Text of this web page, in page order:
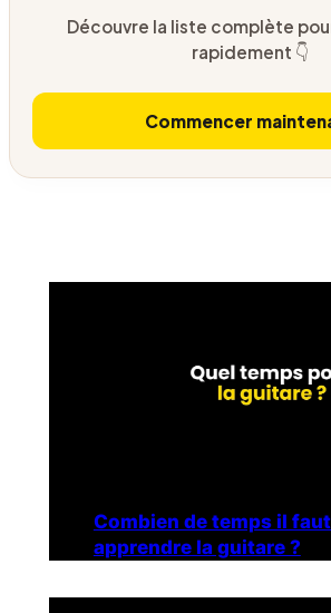
Découvre la liste complète
rapidement 👇
Commencer
Combien de temps il
apprendre la guitare ?